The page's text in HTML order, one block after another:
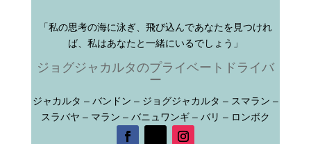
「私の思考の海に泳ぎ、飛び込んであなたを見つけれ
ば、私はあなたと一緒にいるでしょう」
ジョグジャカルタのプライベートドライバ
ー
ジャカルタ – バンドン – ジョグジャカルタ – スマラン –
スラバヤ – マラン – バニュワンギ – バリ – ロンボク